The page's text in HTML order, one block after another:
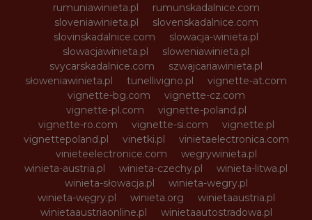
rumuniawinieta.pl
rumunskadalnice.com
sloveniawinieta.pl
slovenskadalnice.com
slovinskadalnice.com
slowacja-winieta.pl
slowacjawinieta.pl
sloweniawinieta.pl
svycarskadalnice.com
szwajcariawinieta.pl
słoweniawinieta.pl
tunellivigno.pl
vignette-at.com
vignette-bg.com
vignette-cz.com
vignette-pl.com
vignette-poland.pl
vignette-ro.com
vignette-si.com
vignette.pl
vignettepoland.pl
vinetki.pl
vinietaelectronica.com
vinieteelectronice.com
wegrywinieta.pl
winieta-austria.pl
winieta-czechy.pl
winieta-litwa.pl
winieta-słowacja.pl
winieta-wegry.pl
winieta-węgry.pl
winieta.org
winietaaustria.pl
winietaaustriaonline.pl
winietaautostradowa.pl